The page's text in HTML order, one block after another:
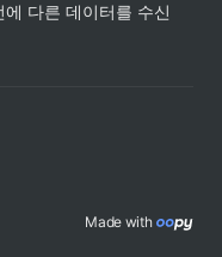
다른 데이터를 수신
Made with